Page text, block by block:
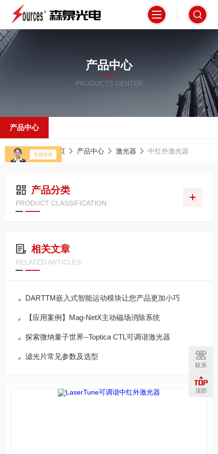
产品中心
PRODUCTS CENTER
产品中心
当前位置：首页 产品中心 激光器 中红外激光器
产品分类
PRODUCT CLASSIFICATION
相关文章
RELATED ARTICLES
DARTTM嵌入式智能运动模块让您产品更加小巧
【应用案例】Mag-NetX主动磁场消除系统
探索微纳量子世界--Toptica CTL可调谐激光器
滤光片常见参数及选型
联系
顶部